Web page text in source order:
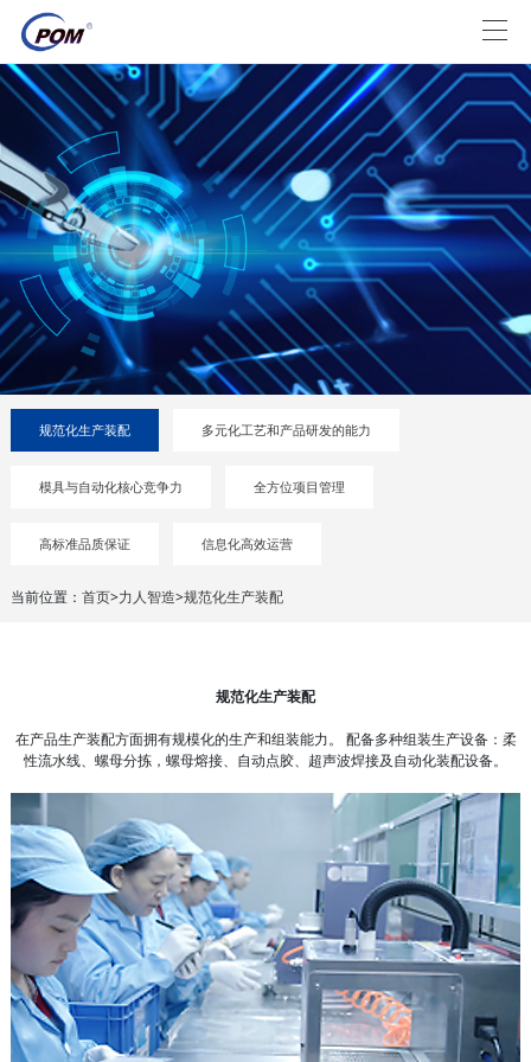
规范化生产装配 多元化工艺和产品研发的能力
模具与自动化核心竞争力 全方位项目管理
高标准品质保证 信息化高效运营
当前位置： 首页>力人智造>规范化生产装配
规范化生产装配
在产品生产装配方面拥有规模化的生产和组装能力。 配备多种组装生产设备：柔
性流水线、螺母分拣，螺母熔接、自动点胶、超声波焊接及自动化装配设备。